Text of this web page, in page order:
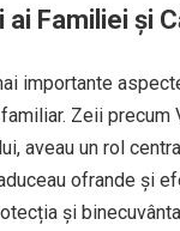
Familiei și
importante
Zeii
aveau un rol
ofrande și
și